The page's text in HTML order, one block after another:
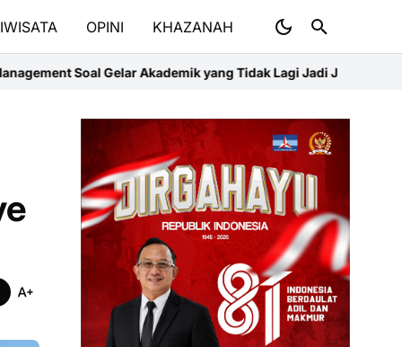
OPINI KHAZANAH
yang Tidak Lagi Jadi Jaminan PersainganBank Jakarta